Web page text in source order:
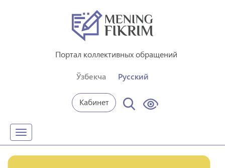
Портал коллективных обращений
Ўзбекча Русский
Кабинет
Toggle
navigation